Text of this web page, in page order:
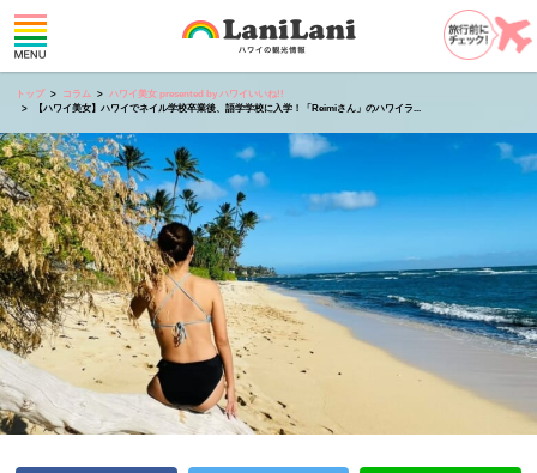
トップ コラム
ハワイ美女 presented by ハワイいいね!!
【ハワイ美女】ハワイでネイル学校卒業後、語学学校に入学！「Reimiさん」のハワイラ...